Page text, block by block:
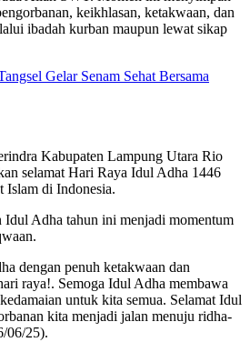
keikhlasan, ketakwaan, dan
ibadah kurban maupun lewat sikap
Gelar Senam Sehat Bersama
Kabupaten Lampung Utara Rio
selamat Hari Raya Idul Adha 1446
Islam di Indonesia.
Idul Adha tahun ini menjadi momentum
dengan penuh ketakwaan dan
raya!. Semoga Idul Adha membawa
untuk kita semua. Selamat Idul
kita menjadi jalan menuju ridha-
06/25).